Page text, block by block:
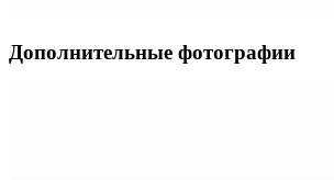
Дополнительные фотографии